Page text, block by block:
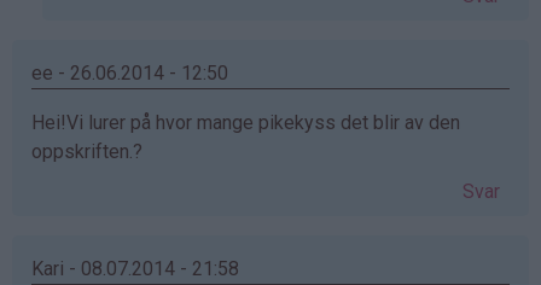
ee - 26.06.2014 - 12:50
Hei!Vi lurer på hvor mange pikekyss det blir av den
oppskriften.?
Svar
Kari - 08.07.2014 - 21:58